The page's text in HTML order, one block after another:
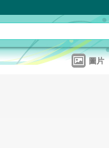
圖片